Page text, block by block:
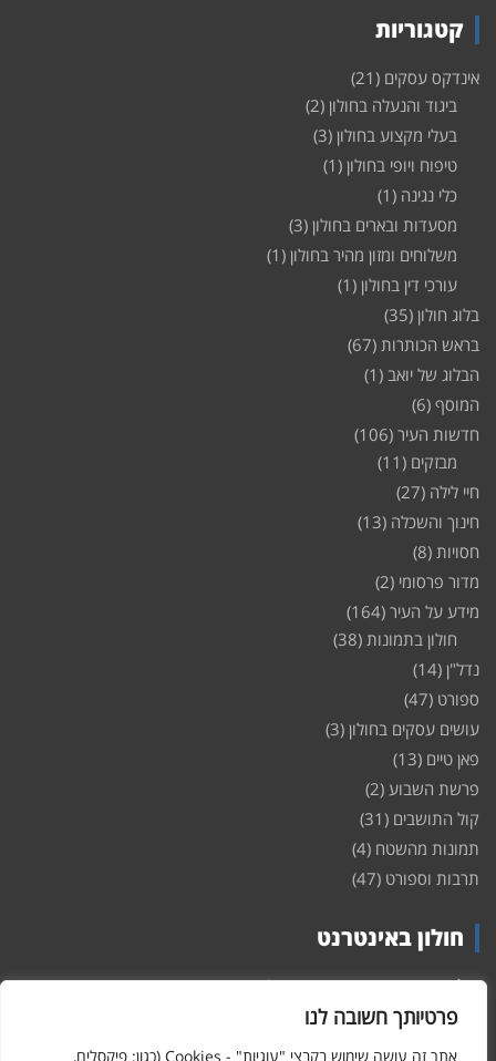
פרטיותך חשובה לנו
אתר זה עושה שימוש בקבצי "עוגיות" - Cookies (כגון: פיקסלים,
קטגוריות
אינדקס עסקים (21)
ביגוד והנעלה בחולון (2)
בעלי מקצוע בחולון (3)
טיפוח ויופי בחולון (1)
כלי נגינה (1)
מסעדות ובארים בחולון (3)
משלוחים ומזון מהיר בחולון (1)
עורכי דין בחולון (1)
בלוג חולון (35)
בראש הכותרות (67)
הבלוג של יואב (1)
המוסף (6)
חדשות העיר (106)
מבזקים (11)
חיי לילה (27)
חינוך והשכלה (13)
חסויות (8)
מדור פרסומי (2)
מידע על העיר (164)
חולון בתמונות (38)
נדל"ן (14)
ספורט (47)
עושים עסקים בחולון (3)
פאן טיים (13)
פרשת השבוע (2)
קול התושבים (31)
תמונות מהשטח (4)
תרבות וספורט (47)
חולון באינטרנט
חולוןבאינטרנט – האתר שמביא לכם עדכונים ומידע מהשטח מהעיר
חולון. במה פתוחה לקול תושבי חולון באינטרנט, מידע על
ופרוייקטים חדשים בעיר, חיי לילה, וכן טורי דעה, עסקים בחולון, ודיונים על
הנעשה בעיר. אתם מוזמנים ומוזמנות להשתתף בדיון ולשלוח לנו כתבות